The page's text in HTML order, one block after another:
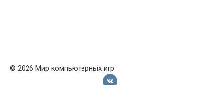
© 2026 Мир компьютерных игр